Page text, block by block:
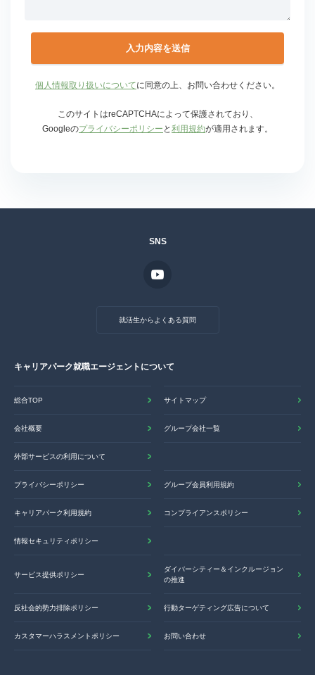
個人情報取り扱いについてに同意の上、お問い合わせください。
このサイトはreCAPTCHAによって保護されており、
Googleのプライバシーポリシー と 利用規約が適用されます。
SNS
就活生からよくある質問
キャリアパーク就職エージェントについて
総合TOP サイトマップ
会社概要 グループ会社一覧
外部サービスの利用について
プライバシーポリシー グループ会員利用規約
キャリアパーク利用規約 コンプライアンスポリシー
情報セキュリティポリシー
サービス提供ポリシー
ダイバーシティー＆インクルージョン
の推進
反社会的勢力排除ポリシー 行動ターゲティング広告について
カスタマーハラスメントポリシー お問い合わせ